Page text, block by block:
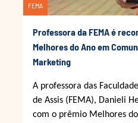
FEMA
Professora da FEMA é
Melhores do Ano em
Marketing
A professora das
de Assis (FEMA), Danieli
com o prêmio Melhores